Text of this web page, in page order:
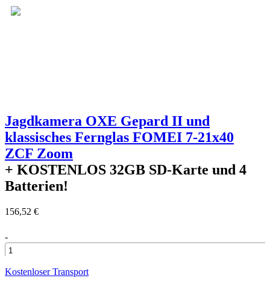
Jagdkamera OXE Gepard II und
klassisches Fernglas FOMEI 7-21x40
ZCF Zoom
+ KOSTENLOS 32GB SD-Karte und 4
Batterien!
156,52 €
-
+
Kostenloser Transport